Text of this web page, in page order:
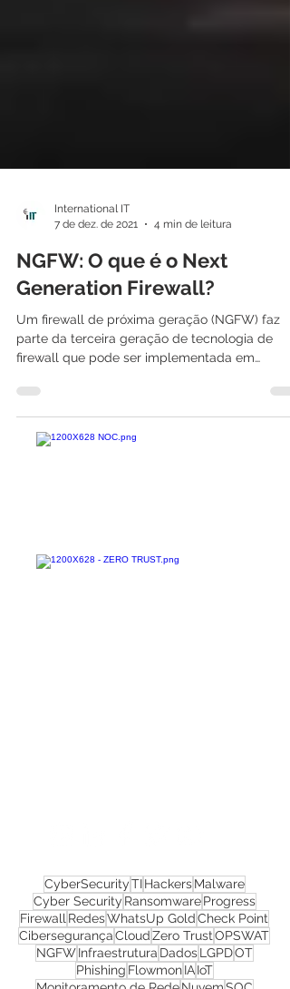
International IT
7 de dez. de 2021
4 min de leitura
NGFW: O que é o Next
Generation Firewall?
Um firewall de próxima geração (NGFW) faz
hardware ou...
CyberSecurityTIHackersMalware
Cyber SecurityRansomwareProgress
FirewallRedesWhatsUp GoldCheck Point
CibersegurançaCloudZero TrustOPSWAT